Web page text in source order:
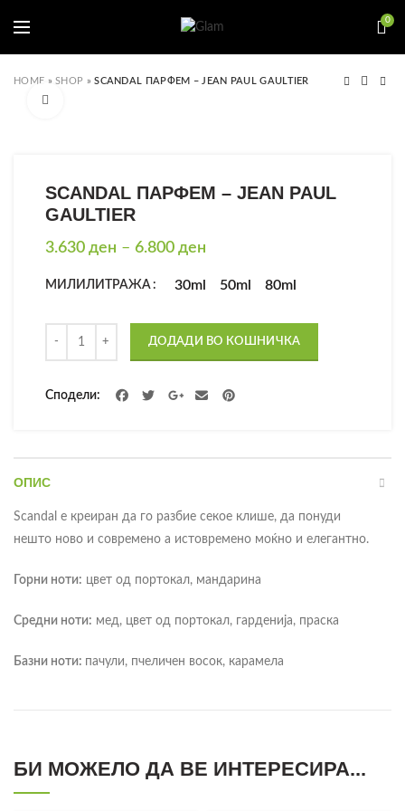
0
HOME »SHOP »SCANDAL ПАРФЕМ – JEAN PAUL GAULTIER
SCANDAL ПАРФЕМ – JEAN PAUL
GAULTIER
3.630 ден – 6.800 ден
3.630 ден
6.800 ден
МИЛИЛИТРАЖА 30ml 50ml 80ml
ДОДАДИ ВО КОШНИЧКА
Сподели
ОПИС
Scandal е креиран да го разбие секое клише, да понуди
нешто ново и современо а истовремено моќно и елегантно.
Горни ноти: цвет од портокал, мандарина
Средни ноти: мед, цвет од портокал, гарденија, праска
Базни ноти: пачули, пчеличен восок, карамела
БИ МОЖЕЛО ДА ВЕ ИНТЕРЕСИРА...